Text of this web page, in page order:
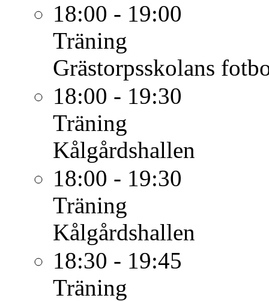
18:00 - 19:00
Träning
Grästorpsskolans
18:00 - 19:30
Träning
Kålgårdshallen
18:00 - 19:30
Träning
Kålgårdshallen
18:30 - 19:45
Träning